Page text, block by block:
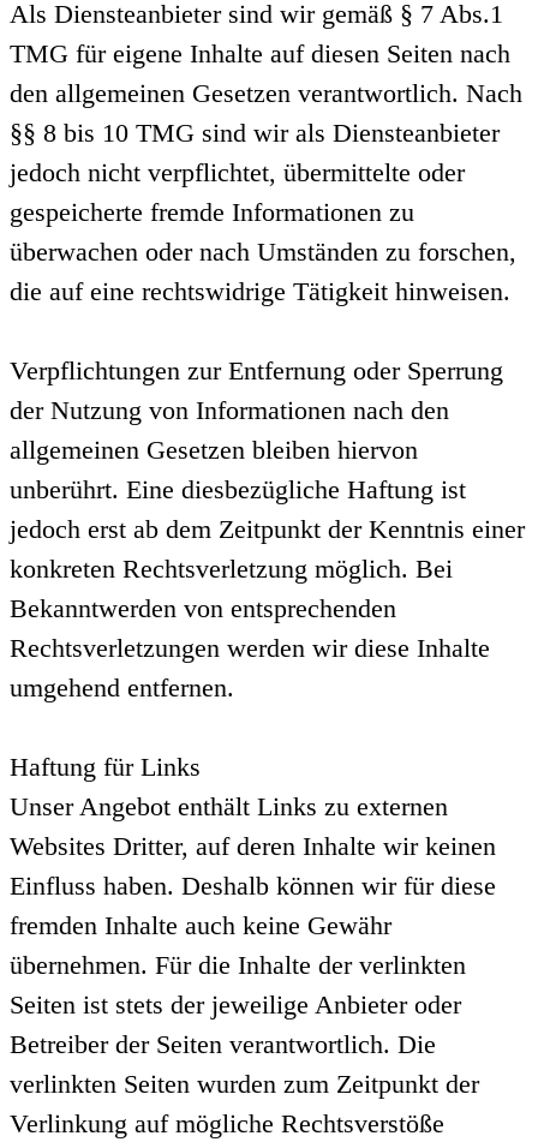
Als Diensteanbieter sind wir gemäß § 7 Abs.1
TMG für eigene Inhalte auf diesen Seiten nach
den allgemeinen Gesetzen verantwortlich. Nach
§§ 8 bis 10 TMG sind wir als Diensteanbieter
jedoch nicht verpflichtet, übermittelte oder
gespeicherte fremde Informationen zu
überwachen oder nach Umständen zu forschen,
die auf eine rechtswidrige Tätigkeit hinweisen.
Verpflichtungen zur Entfernung oder Sperrung
der Nutzung von Informationen nach den
allgemeinen Gesetzen bleiben hiervon
unberührt. Eine diesbezügliche Haftung ist
jedoch erst ab dem Zeitpunkt der Kenntnis einer
konkreten Rechtsverletzung möglich. Bei
Bekanntwerden von entsprechenden
Rechtsverletzungen werden wir diese Inhalte
umgehend entfernen.
Haftung für Links
Unser Angebot enthält Links zu externen
Websites Dritter, auf deren Inhalte wir keinen
Einfluss haben. Deshalb können wir für diese
fremden Inhalte auch keine Gewähr
übernehmen. Für die Inhalte der verlinkten
Seiten ist stets der jeweilige Anbieter oder
Betreiber der Seiten verantwortlich. Die
verlinkten Seiten wurden zum Zeitpunkt der
Verlinkung auf mögliche Rechtsverstöße